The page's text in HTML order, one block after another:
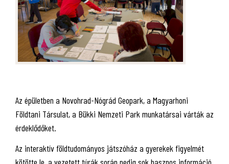
Az épületben a Novohrad-Nógrád Geopark, a Magyarhoni
Földtani Társulat, a Bükki Nemzeti Park munkatársai várták az
érdeklődőket.
Az interaktív földtudományos játszóház a gyerekek figyelmét